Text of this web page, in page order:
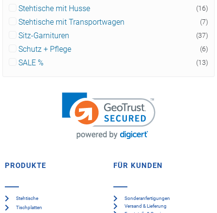
Stehtische mit Husse (16)
Stehtische mit Transportwagen (7)
Sitz-Garnituren (37)
Schutz + Pflege (6)
SALE % (13)
PRODUKTE
Stehtische
Tischplatten
FÜR KUNDEN
Sonderanfertigungen
Versand & Lieferung